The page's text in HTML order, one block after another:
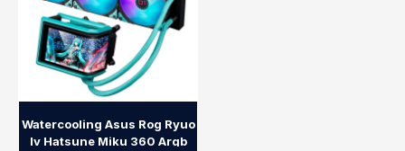
Watercooling Asus Rog Ryuo
Iv Hatsune Miku 360 Argb